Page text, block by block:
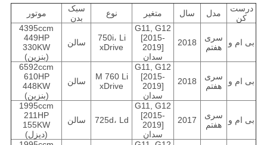
درست
کن
مدل سال متغیر نوع
سبک
بدن
موتور
بی ام و
سری
هفتم
2018
G11, G12
[2015-
2019]
سدان
750i، Li
xDrive
سالن
4395ccm
449HP
330KW
(بنزین)
بی ام و
سری
هفتم
2018
G11, G12
[2015-
2019]
سدان
M 760 Li
xDrive
سالن
6592ccm
610HP
448KW
(بنزین)
بی ام و
سری
هفتم
2017
G11, G12
[2015-
2019]
سدان
725d، Ld سالن
1995ccm
211HP
155KW
(دیزل)